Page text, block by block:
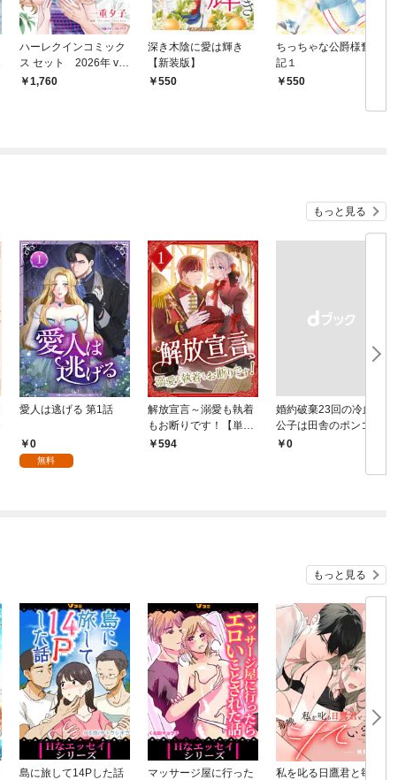
ハーレクインコミック
ス セット 2026年 vo
l.908
1,760
深き木陰に愛は輝き
【新装版】
550
ちっちゃな公爵様奮戦
記１
550
もっと見る
愛人は逃げる 第1話
0
無料
解放宣言～溺愛も執着
もお断りです！【単行
本版】 1巻
594
婚約破棄23回の冷血貴
公子は田舎のポンコツ
令嬢にふりまわされる
￥0
もっと見る
島に旅して14Pした話
マッサージ屋に行った
私を叱る日鷹君と毎晩